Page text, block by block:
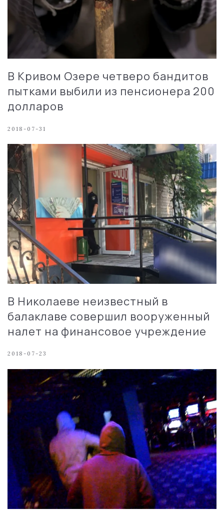
В Кривом Озере четверо бандитов
пытками выбили из пенсионера 200
долларов
2018-07-31
В Николаеве неизвестный в
балаклаве совершил вооруженный
налет на финансовое учреждение
2018-07-23